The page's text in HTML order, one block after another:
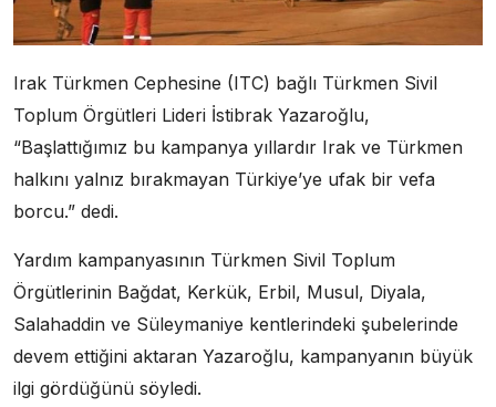
Irak Türkmen Cephesine (ITC) bağlı Türkmen Sivil
Toplum Örgütleri Lideri İstibrak Yazaroğlu,
“Başlattığımız bu kampanya yıllardır Irak ve Türkmen
halkını yalnız bırakmayan Türkiye’ye ufak bir vefa
borcu.” dedi.
Yardım kampanyasının Türkmen Sivil Toplum
Örgütlerinin Bağdat, Kerkük, Erbil, Musul, Diyala,
Salahaddin ve Süleymaniye kentlerindeki şubelerinde
devem ettiğini aktaran Yazaroğlu, kampanyanın büyük
ilgi gördüğünü söyledi.